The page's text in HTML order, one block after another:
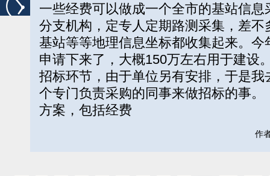
一些经费可以做成一个全市的基站信
分支机构，定专人定期路测采集，差
基站等等地理信息坐标都收集起来。
申请下来了，大概150万左右用于建
招标环节，由于单位另有安排，于是
个专门负责采购的同事来做招标的事
方案，包括经费
作